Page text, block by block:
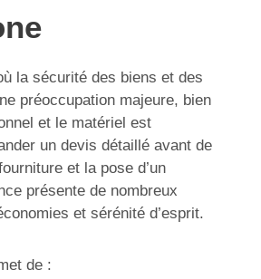
la sécurité des biens et des
préoccupation majeure, bien
et le matériel est
un devis détaillé avant de
et la pose d’un
présente de nombreux
et sérénité d’esprit.
de :